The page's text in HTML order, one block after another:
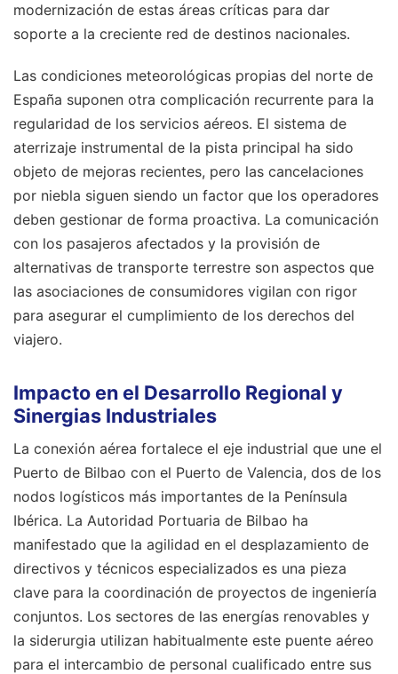
modernización de estas áreas críticas para dar
soporte a la creciente red de destinos nacionales.
Las condiciones meteorológicas propias del norte de
España suponen otra complicación recurrente para la
regularidad de los servicios aéreos. El sistema de
aterrizaje instrumental de la pista principal ha sido
objeto de mejoras recientes, pero las cancelaciones
por niebla siguen siendo un factor que los operadores
deben gestionar de forma proactiva. La comunicación
con los pasajeros afectados y la provisión de
alternativas de transporte terrestre son aspectos que
las asociaciones de consumidores vigilan con rigor
para asegurar el cumplimiento de los derechos del
viajero.
Impacto en el Desarrollo Regional y
Sinergias Industriales
La conexión aérea fortalece el eje industrial que une el
Puerto de Bilbao con el Puerto de Valencia, dos de los
nodos logísticos más importantes de la Península
Ibérica. La Autoridad Portuaria de Bilbao ha
manifestado que la agilidad en el desplazamiento de
directivos y técnicos especializados es una pieza
clave para la coordinación de proyectos de ingeniería
conjuntos. Los sectores de las energías renovables y
la siderurgia utilizan habitualmente este puente aéreo
para el intercambio de personal cualificado entre sus